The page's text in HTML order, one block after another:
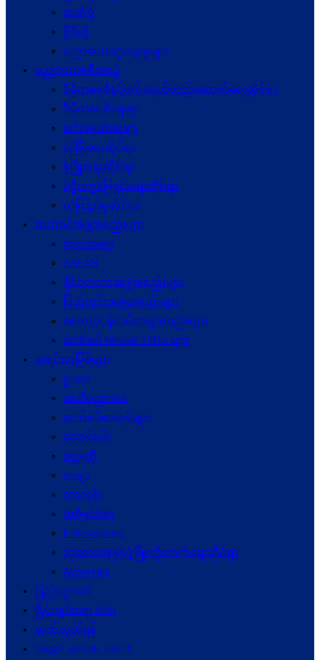
ဓာတ်ပုံ
ဗွီဒီယို
ပညာပေးဆွေးနွေးမှုများ
ပညာပေးအစီအစဉ်
ဒီမိုကရေစီနှင့်ဖက်ဒရယ်တည်ဆောက်ရေးဆိုင်ရာ
ဒီမိုကရေစီရေးရာ
ဖက်ဒရယ်ရေးရာ
လုံခြုံရေးဆိုင်ရာ
ဖွံဖြိုးရေးဆိုင်ရာ
ပဋိပက္ခ‌ဖြေရှင်းရေးဆိုင်ရာ
ယုံကြည်မှုဆိုင်ရာ
ဆက်စပ်အဖွဲ့အစည်းများ
ကုလသမဂ္ဂ
ASEAN
နိုင်ငံတကာအဖွဲ့အစည်းများ
ပြည်တွင်းအဖွဲ့အစည်းများ
စေတနာ့ဝန်ထမ်းအဖွဲ့အစည်းများ
ဆက်စပ် Website URLs များ
အရင်းအမြစ်များ
ဥပဒေ
အသိပညာပေး
ဆက်စပ်စာအုပ်များ
ဆောင်းပါး
ဝတ္ထုတို
ကဗျာ
ကာတွန်း
အစီရင်ခံစာ
E-Newsletters
သုတေသနနှင့်ဖွံ့ဖြိုးတိုးတက်ရေးဆိုင်ရာ
Acronyms
ပြည်သူ့အသံ
ငြိမ်းချမ်းရေး Wiki
ဆက်သွယ်ရန်
Toggle website search